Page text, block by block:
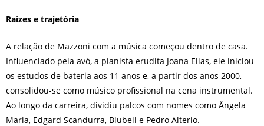
Raízes e trajetória
A relação de Mazzoni com a música começou dentro de casa.
Influenciado pela avó, a pianista erudita Joana Elias, ele iniciou
os estudos de bateria aos 11 anos e, a partir dos anos 2000,
consolidou-se como músico profissional na cena instrumental.
Ao longo da carreira, dividiu palcos com nomes como Ângela
Maria, Edgard Scandurra, Blubell e Pedro Alterio.